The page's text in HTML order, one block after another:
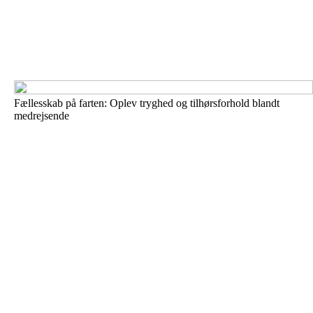
Fællesskab på farten: Oplev tryghed og tilhørsforhold blandt
medrejsende